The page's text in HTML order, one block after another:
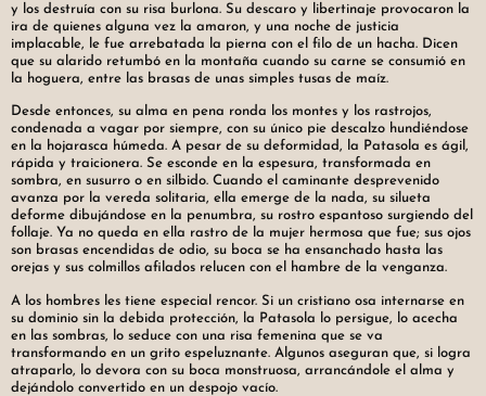
y los destruía con su risa burlona. Su descaro y libertinaje provocaron la
ira de quienes alguna vez la amaron, y una noche de justicia
implacable, le fue arrebatada la pierna con el filo de un hacha. Dicen
que su alarido retumbó en la montaña cuando su carne se consumió en
la hoguera, entre las brasas de unas simples tusas de maíz.
Desde entonces, su alma en pena ronda los montes y los rastrojos,
condenada a vagar por siempre, con su único pie descalzo hundiéndose
en la hojarasca húmeda. A pesar de su deformidad, la Patasola es ágil,
rápida y traicionera. Se esconde en la espesura, transformada en
sombra, en susurro o en silbido. Cuando el caminante desprevenido
avanza por la vereda solitaria, ella emerge de la nada, su silueta
deforme dibujándose en la penumbra, su rostro espantoso surgiendo del
follaje. Ya no queda en ella rastro de la mujer hermosa que fue; sus ojos
son brasas encendidas de odio, su boca se ha ensanchado hasta las
orejas y sus colmillos afilados relucen con el hambre de la venganza.
A los hombres les tiene especial rencor. Si un cristiano osa internarse en
su dominio sin la debida protección, la Patasola lo persigue, lo acecha
en las sombras, lo seduce con una risa femenina que se va
transformando en un grito espeluznante. Algunos aseguran que, si logra
atraparlo, lo devora con su boca monstruosa, arrancándole el alma y
dejándolo convertido en un despojo vacío.